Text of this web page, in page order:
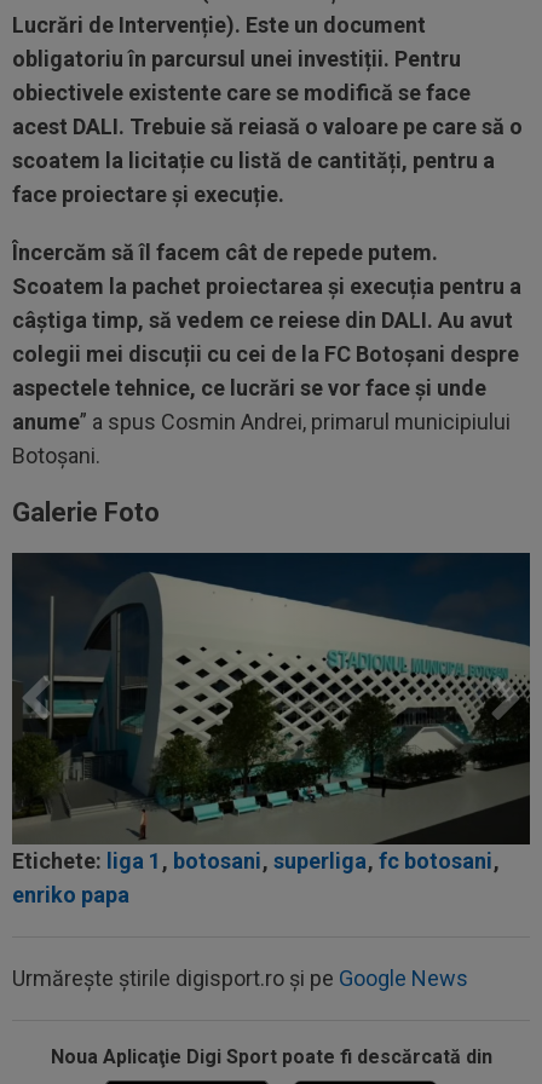
Lucrări de Intervenție). Este un document
obligatoriu în parcursul unei investiții. Pentru
obiectivele existente care se modifică se face
acest DALI. Trebuie să reiasă o valoare pe care să o
scoatem la licitație cu listă de cantități, pentru a
face proiectare și execuție.
Încercăm să îl facem cât de repede putem.
Scoatem la pachet proiectarea și execuția pentru a
câștiga timp, să vedem ce reiese din DALI. Au avut
colegii mei discuții cu cei de la FC Botoșani despre
aspectele tehnice, ce lucrări se vor face și unde
anume” a spus Cosmin Andrei, primarul municipiului
Botoșani.
Galerie Foto
Etichete: liga 1 , botosani, superliga, fc botosani,
enriko papa
Urmărește știrile digisport.ro și pe Google News
Noua Aplicaţie Digi Sport poate fi descărcată din